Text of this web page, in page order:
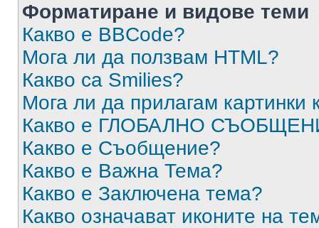
Форматиране и видове теми
Какво е BBCode?
Мога ли да ползвам HTML?
Какво са Smilies?
Мога ли да прилагам
Какво е ГЛОБАЛНО
Какво е Съобщение?
Какво е Важна Тема?
Какво е Заключена тема?
Какво означават иконите на